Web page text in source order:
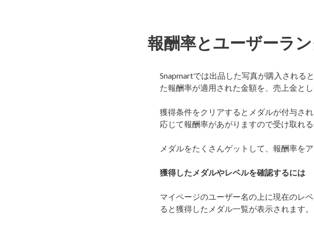
報酬率とユーザーラ
Snapmartでは出品した写真が購入される
た報酬率が適用された金額を、売上金と
獲得条件をクリアするとメダルが付与さ
応じて報酬率があがりますので受け取れ
メダルをたくさんゲットして、報酬率を
獲得したメダルやレベルを確認するには
マイページのユーザー名の上に現在のレ
ると獲得したメダル一覧が表示されます。